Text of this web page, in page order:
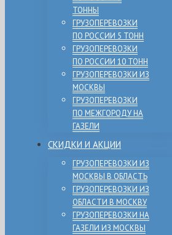
ТОННЫ
ГРУЗОПЕРЕВОЗКИ
ПО РОССИИ 5 ТОНН
ГРУЗОПЕРЕВОЗКИ
ПО РОССИИ 10 ТОНН
ГРУЗОПЕРЕВОЗКИ ИЗ
МОСКВЫ
ГРУЗОПЕРЕВОЗКИ
ПО МЕЖГОРОДУ НА
ГАЗЕЛИ
СКИДКИ И АКЦИИ
ГРУЗОПЕРЕВОЗКИ ИЗ
МОСКВЫ В ОБЛАСТЬ
ГРУЗОПЕРЕВОЗКИ ИЗ
ОБЛАСТИ В МОСКВУ
ГРУЗОПЕРЕВОЗКИ НА
ГАЗЕЛИ ИЗ МОСКВЫ